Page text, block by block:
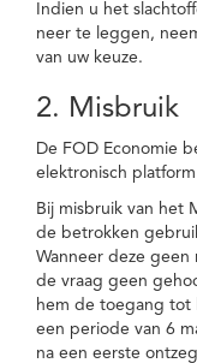
Indien u het
neer te leggen,
van uw keuze.
2. Misbruik
De FOD Economie
elektronisch
Bij misbruik van het
de betrokken
Wanneer deze geen
de vraag geen
hem de toegang
een periode van 6
na een eerste